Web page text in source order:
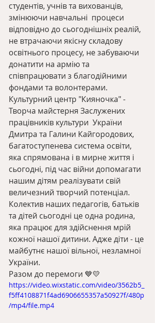
студентів, учнів та вихованців,
змінюючи навчальні  процеси
відповідно до сьогоднішніх реалій,
не втрачаючи якісну складову
освітнього процесу, не забуваючи
донатити на армію та
співпрацювати з благодійними
фондами та волонтерами.
Культурний центр "Кияночка" -
Творча майстерня Заслужених
працівників культури  України
Дмитра та Галини Кайгородових,
багатоступенева система освіти,
яка спрямована і в мирне життя і
сьогодні, під час війни допомагати
нашим дітям реалізувати свій
величезний творчий потенціал.
Колектив наших педагогів, батьків
та дітей сьогодні це одна родина,
яка працює для здійснення мрій
кожної нашої дитини. Адже діти - це
майбутнє нашої вільної, незламної
України.
Разом до перемоги 💙💛
https://video.wixstatic.com/video/3562b5_
f5ff4108871f4ad6906655357a50927f/480p
/mp4/file.mp4